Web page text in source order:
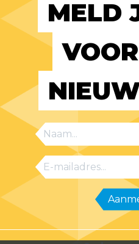
MELD